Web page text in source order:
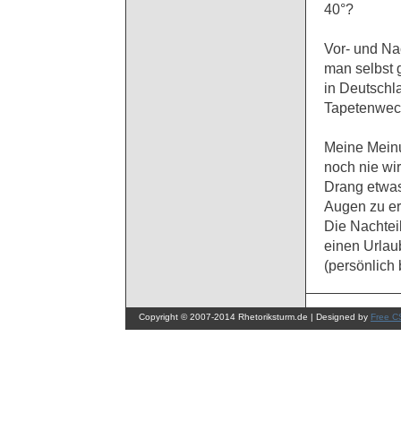
40°?
Vor- und
man selbst
in
Meine
noch nie
Drang
Augen zu
Die
einen
(persönlich
Copyright © 2007-2014 Rhetoriksturm.de | Designed by Free